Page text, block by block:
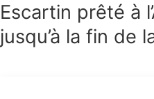
Escartin prêté à
jusqu’à la fin de